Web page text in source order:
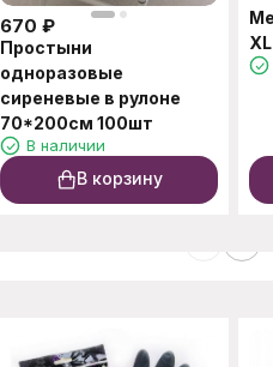
670 ₽
Простыни
одноразовые
сиреневые в рулоне
70*200см 100шт
В наличии
В корзину
XL